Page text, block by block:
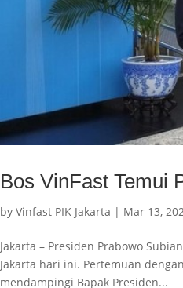
Bos VinFast Temui
byVinfast PIK Jakarta | Mar 13,
Jakarta – Presiden Prabowo
Jakarta hari ini. Pertemuan
mendampingi Bapak Presiden...